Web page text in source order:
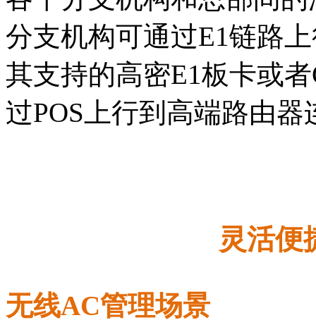
分支机构可通过E1链路
其支持的高密E1板卡或
过POS上行到高端路由
灵活便
无线AC管理场景